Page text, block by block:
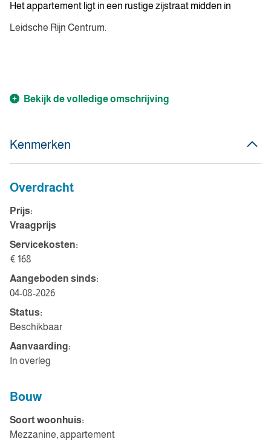
Het appartement ligt in een rustige zijstraat midden in
Leidsche Rijn Centrum.
Bekijk de volledige omschrijving
Kenmerken
Overdracht
Prijs:
Vraagprijs
Servicekosten:
€ 168
Aangeboden sinds:
04-08-2026
Status:
Beschikbaar
Aanvaarding:
In overleg
Bouw
Soort woonhuis:
Mezzanine, appartement